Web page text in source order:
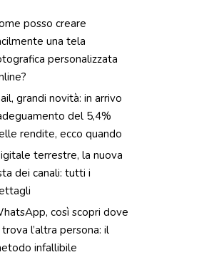
posso creare
una tela
personalizzata
grandi novità: in arrivo
del 5,4%
rendite, ecco quando
terrestre, la nuova
dei canali: tutti i
così scopri dove
trova l’altra persona: il
infallibile